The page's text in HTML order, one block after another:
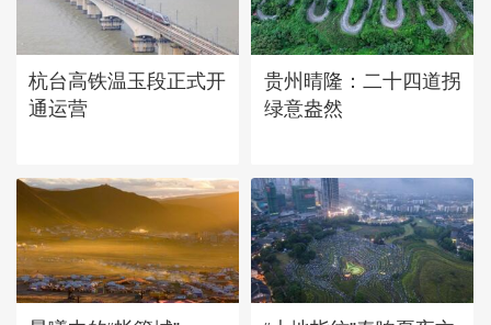
杭台高铁温玉段正式开
通运营
贵州晴隆：二十四道拐
绿意盎然